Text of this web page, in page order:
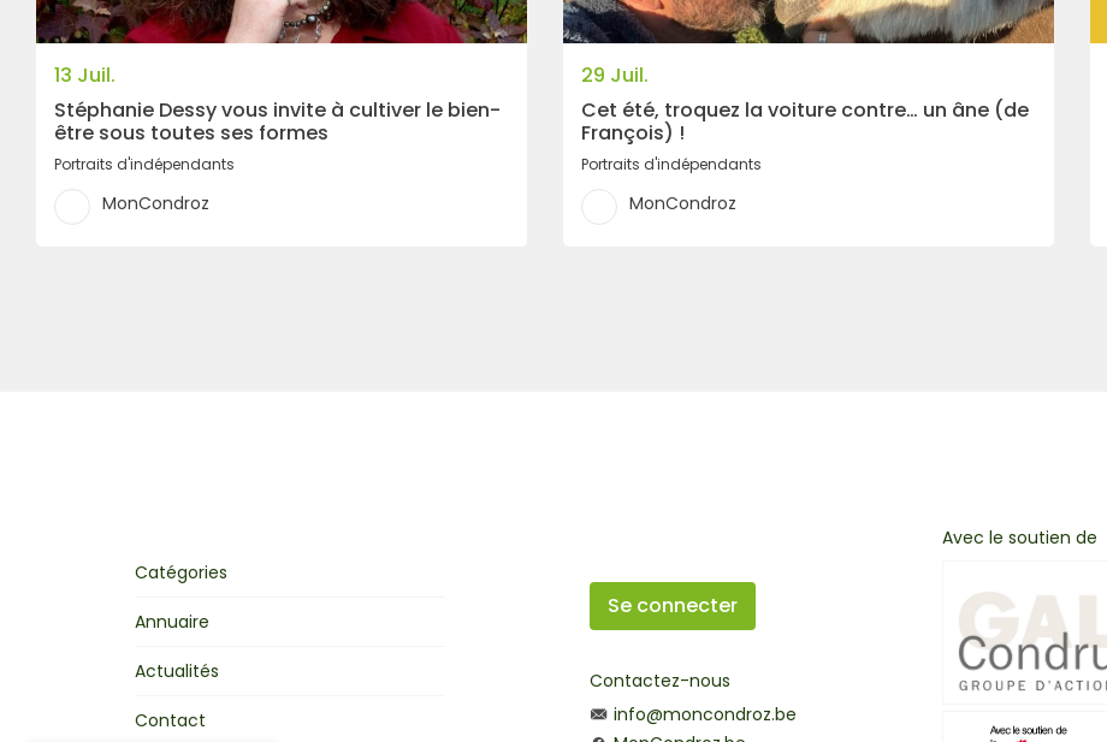
13 Juil.
Stéphanie Dessy vous invite à cultiver le bien-
être sous toutes ses formes
Portraits d'indépendants
MonCondroz
29 Juil.
Cet été, troquez la voiture contre… un âne (de
François) !
Portraits d'indépendants
MonCondroz
Catégories
Annuaire
Actualités
Contact
Se connecter
Contactez-nous
info@moncondroz.be
Avec le soutien de